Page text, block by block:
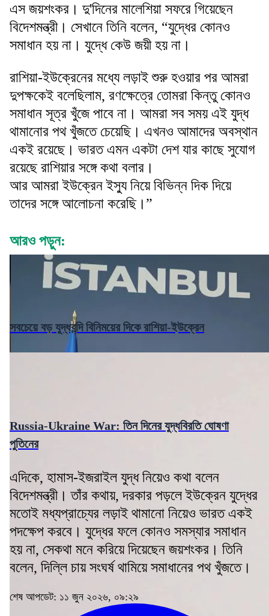
এস জয়শংকর। দু'দিনের মালেশিয়া সফরে গিয়েছেন
বিদেশমন্ত্রী। সেখানে তিনি বলেন, “যুদ্ধের কোনও
সমাধান হয় না। যুদ্ধে কেউ জয়ী হয় না।
রাশিয়া-ইউক্রেনের মধ্যে লড়াই শুরু হওয়ার পর আমরা
দুপক্ষকেই বলেছিলাম, রণক্ষেত্রে তোমরা কিন্তু কোনও
সমাধান সূত্র খুঁজে পাবে না। আমরা সব সময় এই যুদ্ধ
থামানোর পথ খুঁজতে চেয়েছি। এখনও আমাদের অবস্থান
একই রয়েছে। ভারত এমন একটা দেশ যার কাছে সুযোগ
রয়েছে রাশিয়ার সঙ্গে কথা বলার।
আর আমরা ইউক্রেন ইস্যু নিয়ে বিভিন্ন দিক দিয়ে
তাদের সঙ্গে আলোচনা করেছি।”
আরও পড়ুন:
সবচেয়ে বড় যুদ্ধবন্দি বিনিময়ের দিকে রাশিয়া-ইউক্রেন
Russia-Ukraine War: তিন দিনের যুদ্ধবিরতি ঘোষণা
পুতিনের
এদিকে, হামাস-ইজরাইল যুদ্ধ নিয়েও কথা বলেন
বিদেশমন্ত্রী। তাঁর কথায়, দরকার পড়লে ইউক্রেন যুদ্ধের
মতোই মধ্যপ্রাচ্যের লড়াই থামানো নিয়েও ভারত একই
পদক্ষেপ করবে। যুদ্ধের ফলে কোনও সমস্যার সমাধান
হয় না, সেকথা মনে করিয়ে দিয়েছেন জয়শংকর। তিনি
বলেন, দিল্লি চায় সংঘর্ষ থামিয়ে সমাধানের পথ খুঁজতে।
শেষ আপডেট: ১১ জুন ২০২৬, ০৯:২৯